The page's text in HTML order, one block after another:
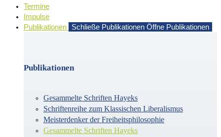
Termine
Impulse
Publikationen
Schließe Publikationen Öffne Publikationen
Publikationen
Gesammelte Schriften Hayeks
Schriftenreihe zum Klassischen Liberalismus
Meisterdenker der Freiheitsphilosophie
Gesammelte Schriften Hayeks